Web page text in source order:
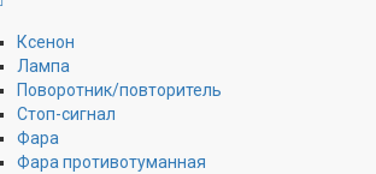
Ксенон
Лампа
Поворотник/повторитель
Стоп-сигнал
Фара
Фара противотуманная